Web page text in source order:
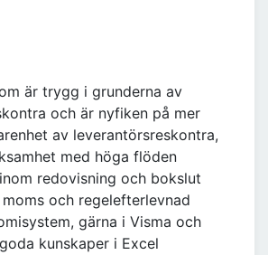
är trygg i grunderna av
och är nyfiken på mer
av leverantörsreskontra,
med höga flöden
redovisning och bokslut
och regelefterlevnad
gärna i Visma och
kunskaper i Excel